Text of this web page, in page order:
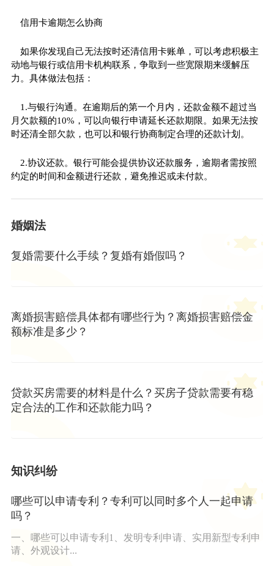
信用卡逾期怎么协商
如果你发现自己无法按时还清信用卡账单，可以考虑积极主
动地与银行或信用卡机构联系，争取到一些宽限期来缓解压
力。具体做法包括：
1.与银行沟通。在逾期后的第一个月内，还款金额不超过当
月欠款额的10%，可以向银行申请延长还款期限。如果无法按
时还清全部欠款，也可以和银行协商制定合理的还款计划。
2.协议还款。银行可能会提供协议还款服务，逾期者需按照
约定的时间和金额进行还款，避免推迟或未付款。
婚姻法
复婚需要什么手续？复婚有婚假吗？
离婚损害赔偿具体都有哪些行为？离婚损害赔偿金
额标准是多少？
贷款买房需要的材料是什么？买房子贷款需要有稳
定合法的工作和还款能力吗？
知识纠纷
哪些可以申请专利？专利可以同时多个人一起申请
吗？
一、哪些可以申请专利1、发明专利申请、实用新型专利申
请、外观设计...